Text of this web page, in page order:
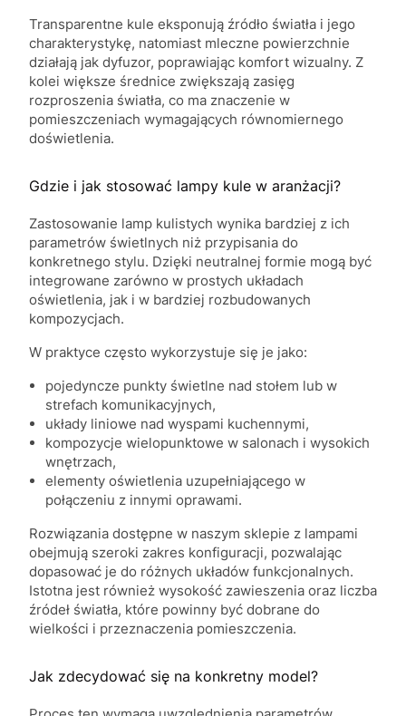
Transparentne kule eksponują źródło światła i jego
charakterystykę, natomiast mleczne powierzchnie
działają jak dyfuzor, poprawiając komfort wizualny. Z
kolei większe średnice zwiększają zasięg
rozproszenia światła, co ma znaczenie w
pomieszczeniach wymagających równomiernego
doświetlenia.
Gdzie i jak stosować lampy kule w aranżacji?
Zastosowanie lamp kulistych wynika bardziej z ich
parametrów świetlnych niż przypisania do
konkretnego stylu. Dzięki neutralnej formie mogą być
integrowane zarówno w prostych układach
oświetlenia, jak i w bardziej rozbudowanych
kompozycjach.
W praktyce często wykorzystuje się je jako:
pojedyncze punkty świetlne nad stołem lub w
strefach komunikacyjnych,
układy liniowe nad wyspami kuchennymi,
kompozycje wielopunktowe w salonach i wysokich
wnętrzach,
elementy oświetlenia uzupełniającego w
połączeniu z innymi oprawami.
Rozwiązania dostępne w naszym sklepie z lampami
obejmują szeroki zakres konfiguracji, pozwalając
dopasować je do różnych układów funkcjonalnych.
Istotna jest również wysokość zawieszenia oraz liczba
źródeł światła, które powinny być dobrane do
wielkości i przeznaczenia pomieszczenia.
Jak zdecydować się na konkretny model?